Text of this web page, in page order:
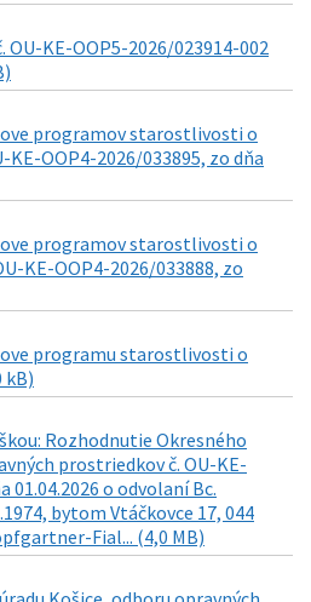
KE-OOP5-2026/023914-002
programov starostlivosti o
KE-OOP4-2026/033895, zo dňa
programov starostlivosti o
KE-OOP4-2026/033888, zo
programu starostlivosti o
kB)
Rozhodnutie Okresného
prostriedkov č. OU-KE-
01.04.2026 o odvolaní Bc.
bytom Vtáčkovce 17, 044
Fial... (4,0 MB)